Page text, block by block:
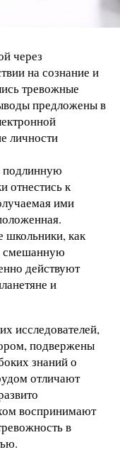
через
на сознание и
тревожные
предложены в
личности
подлинную
отнестись к
ими
школьники, как
смешанную
действуют
и
исследователей,
подвержены
знаний о
отличают
воспринимают
в